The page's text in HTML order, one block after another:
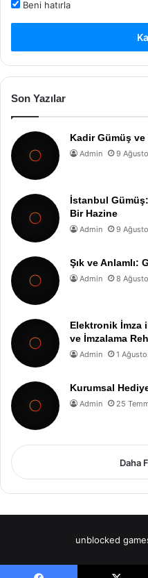
Beni hatırla
Son Yazılar
Kadir Gümüş ve
Admin 9
İstanbul
Bir Hazine
Admin 9
Şık ve Anlamlı:
Admin 8
Elektronik İmza
ve İmzalama
Admin 1
Kurumsal
Admin 25
Daha
unblocked